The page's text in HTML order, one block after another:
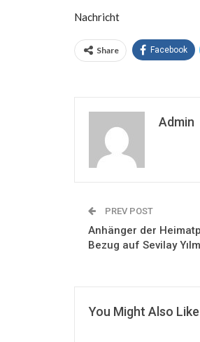
Nachricht
Share Facebook
Admin
PREV POST
Anhänger der
Bezug auf Sevilay
You Might Also Like